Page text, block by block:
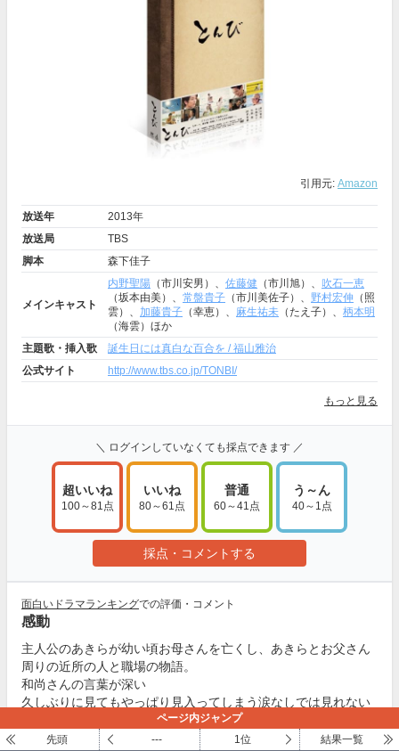
引用元: Amazon
放送年
2013年
放送局
TBS
脚本
森下佳子
メインキャスト
内野聖陽 （市川安男）、 佐藤健 （市川旭）、 吹石一恵
（坂本由美）、 常盤貴子 （市川美佐子）、 野村宏伸 （照
雲）、 加藤貴子 （幸恵）、 麻生祐未 （たえ子）、 柄本明
（海雲）ほか
主題歌・挿入歌
誕生日には真白な百合を / 福山雅治
公式サイト
http://www.tbs.co.jp/TONBI/
もっと見る
＼ ログインしていなくても採点できます ／
超いいね
100～81点
いいね
80～61点
普通
60～41点
う～ん
40～1点
採点・コメントする
面白いドラマランキングでの評価・コメント
感動
主人公のあきらが幼い頃お母さんを亡くし、あきらとお父さん
周りの近所の人と職場の物語。
和尚さんの言葉が深い
久しぶりに見てもやっぱり見入ってしまう涙なしでは見れない
ページ内ジャンプ
先頭
--- 1位 結果一覧